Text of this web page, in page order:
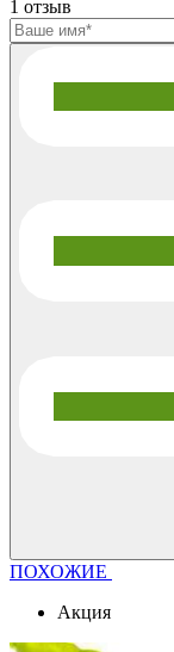
1 отзыв
ПОХОЖИЕ
Акция